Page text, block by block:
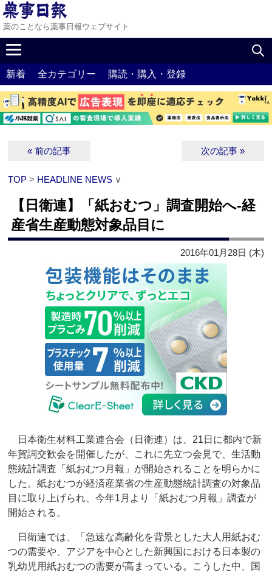
薬のことなら薬事日報ウェブサイト
新着 全カテゴリー 購読・購入・登録
« 前の記事 次の記事 »
TOP > HEADLINE NEWS ∨
【日衛連】「紙おむつ」調査開始へ‐経
産省生産動態対象品目に
2016年01月28日 (木)
日本衛生材料工業連合会（日衛連）は、21日に都内で新
年賀詞交歓会を開催したが、これに先立つ会見で、生活動
態統計調査「紙おむつ月報」が開始されることを明らかに
した。紙おむつが経済産業省の生産動態統計調査の対象品
目に取り上げられ、今年1月より「紙おむつ月報」調査が
開始される。
日衛連では、「急速な高齢化を背景とした大人用紙おむ
つの需要や、アジアを中心とした新興国における日本製の
乳幼児用紙おむつの需要が高まっている。こうした中、国